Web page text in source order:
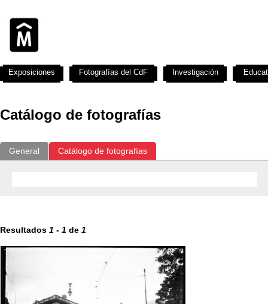
Catálogo de fotografías
General Catálogo de fotografías
Resultados 1 - 1 de 1
Exposiciones Fotografías del CdF Investigación